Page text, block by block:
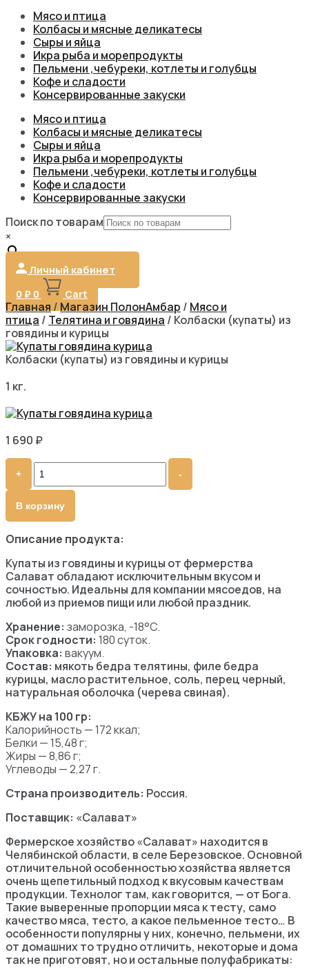
Мясо и птица
Колбасы и мясные деликатесы
Сыры и яйца
Икра рыба и морепродукты
Пельмени ,чебуреки, котлеты и голубцы
Кофе и сладости
Консервированные закуски
Мясо и птица
Колбасы и мясные деликатесы
Сыры и яйца
Икра рыба и морепродукты
Пельмени ,чебуреки, котлеты и голубцы
Кофе и сладости
Консервированные закуски
Поиск по товарам
×
Личный кабинет
0 ₽ 0 Cart
Главная / Магазин ПолонАмбар / Мясо и
птица / Телятина и говядина / Колбаски (купаты) из
говядины и курицы
Колбаски (купаты) из говядины и курицы
1 кг.
1 690 ₽
Quantity
В корзину
Описание продукта:
Купаты из говядины и курицы от фермерства
Салават обладают исключительным вкусом и
сочностью. Идеальны для компании мясоедов, на
любой из приемов пищи или любой праздник.
Хранение: заморозка, -18°C.
Срок годности: 180 суток.
Упаковка: вакуум.
Состав: мякоть бедра телятины, филе бедра
курицы, масло растительное, соль, перец черный,
натуральная оболочка (черева свиная).
КБЖУ на 100 гр:
Калорийность — 172 ккал;
Белки — 15,48 г;
Жиры — 8,86 г;
Углеводы — 2,27 г.
Страна производитель: Россия.
Поставщик: «Салават»
Фермерское хозяйство «Салават» находится в
Челябинской области, в селе Березовское. Основной
отличительной особенностью хозяйства является
очень щепетильный подход к вкусовым качествам
продукции. Технолог там, как говорится, — от Бога.
Такие выверенные пропорции мяса к тесту, само
качество мяса, тесто, а какое пельменное тесто… В
особенности популярны у них, конечно, пельмени, их
от домашних то трудно отличить, некоторые и дома
так не приготовят, но и остальные полуфабрикаты: